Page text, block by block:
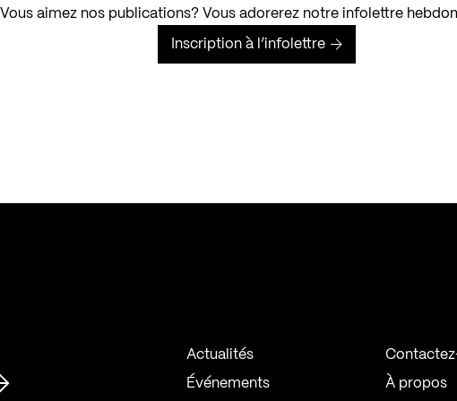
Vous aimez nos publications? Vous adorerez notre infolettre
Inscription à l’infolettre
Actualités
Événements À propos